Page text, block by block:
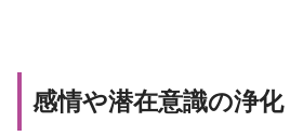
感情や潜在意識の浄化